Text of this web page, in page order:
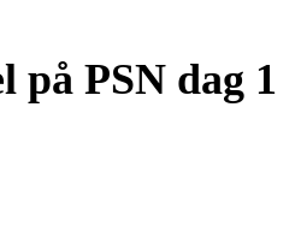
på PSN dag 1